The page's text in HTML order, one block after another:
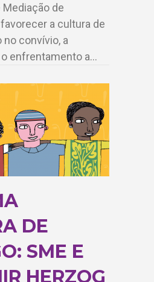
de
a cultura de
convívio, a
enfrentamento a…
DE
SME E
HERZOG